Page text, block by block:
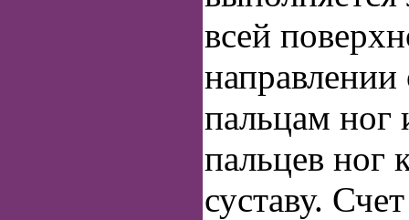
всей
направлении
пальцам ног
пальцев ног
суставу.